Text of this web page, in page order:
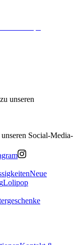
unseren
Social-Media-
Neue
Lolipop